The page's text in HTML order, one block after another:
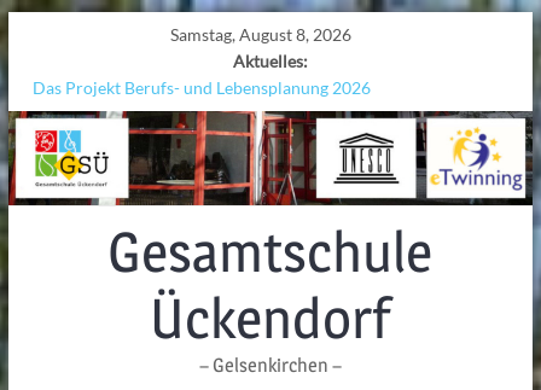
Samstag, August 8, 2026
Aktuelles:
Das Projekt Berufs- und Lebensplanung 2026
UNESCO Stadtradeln „Grenzen überwinden“
KCC-Workshop
Sicherheit auf den Wellen: Lehrkräfte bilden sich in Alicante fort
Ferien!!!
Gesamtschule
Ückendorf
– Gelsenkirchen –